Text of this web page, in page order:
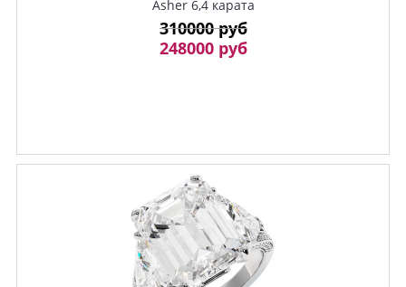
Asher 6,4 карата
310000 руб
248000 руб